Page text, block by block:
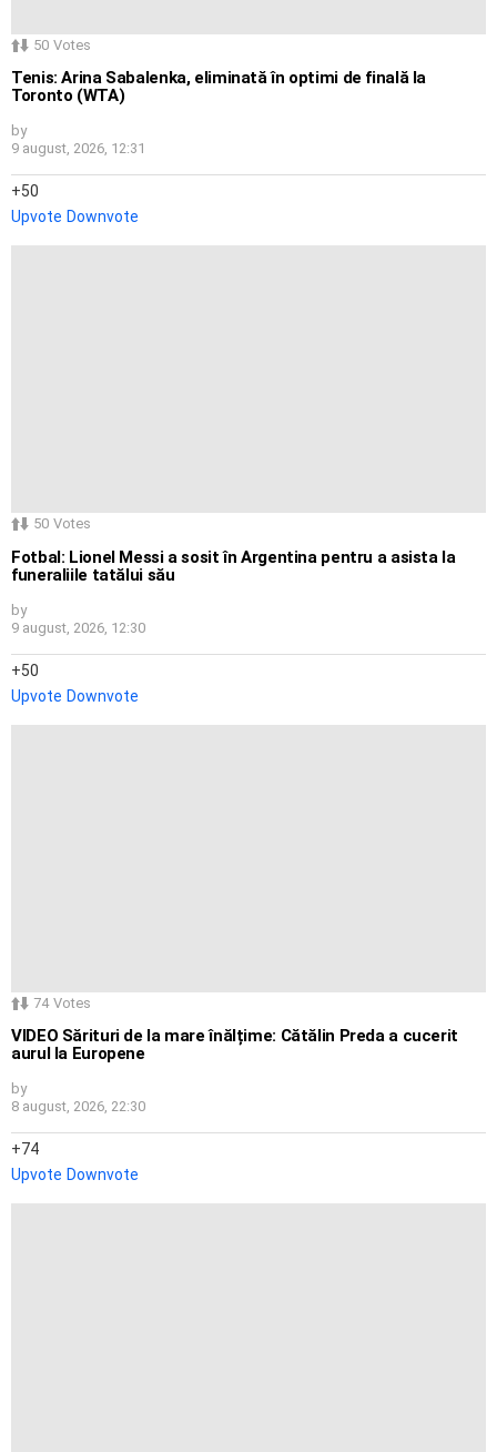
50 Votes
Tenis: Arina Sabalenka, eliminată în optimi de finală la
Toronto (WTA)
by
9 august, 2026, 12:31
50
Upvote Downvote
50 Votes
Fotbal: Lionel Messi a sosit în Argentina pentru a asista la
funeraliile tatălui său
by
9 august, 2026, 12:30
50
Upvote Downvote
74 Votes
VIDEO Sărituri de la mare înălțime: Cătălin Preda a cucerit
aurul la Europene
by
8 august, 2026, 22:30
74
Upvote Downvote